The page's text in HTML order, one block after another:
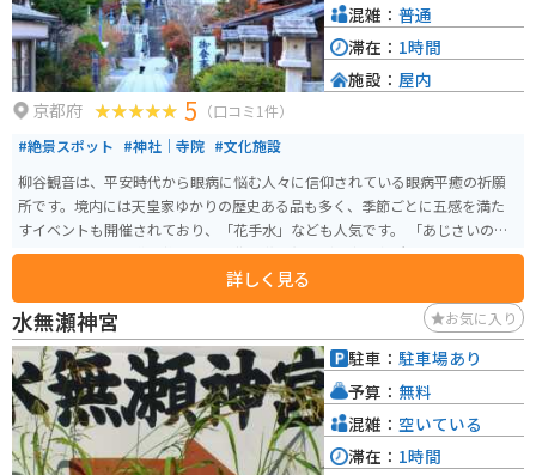
京都府 5 （口コミ1件）
#絶景スポット #神社｜寺院 #文化施設
柳谷観音は、平安時代から眼病に悩む人々に信仰されている眼病平癒の祈願
所です。境内には天皇家ゆかりの歴史ある品も多く、季節ごとに五感を満た
すイベントも開催されており、「花手水」なども人気です。 「あじさいのみ
ち」と呼ばれる参道も整備され、紫陽花や紅葉が見事な名所でもあります。
また、毎月17日には十一面千手眼観音がご開帳され、多くの人で賑わいま
す。この祈願所は独鈷水という眼病平癒のご利益がある霊水によっても知ら
れています。
詳しく見る
混雑： 普通
滞在： 1時間
施設： 屋内
水無瀬神宮 お気に入り
駐車： 駐車場あり
予算： 無料
混雑： 空いている
滞在： 1時間